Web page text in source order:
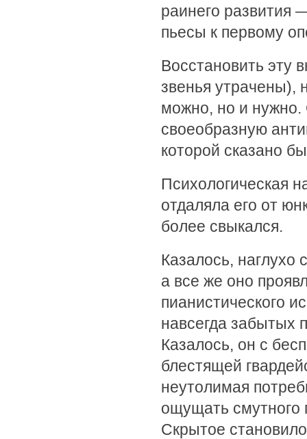
раинего развития
пьесы к первому
Восстановить эту
звенья утрачены),
можно, но и нужно.
своеобразную
которой сказано
Психологическая
отдаляла его от
более свыкался.
Казалось, наглухо
а все же оно
пианистического
навсегда забытых
Казалось, он с
блестящей
неутолимая
ощущать смутного
Скрытое